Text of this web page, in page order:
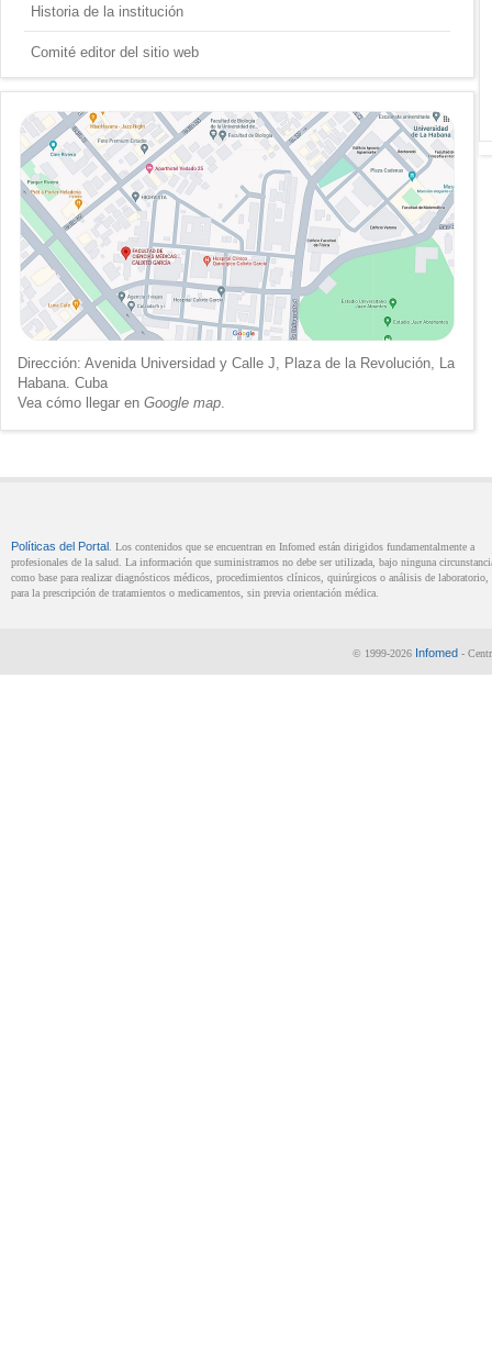
Historia de la institución
Comité editor del sitio web
Dirección: Avenida Universidad y Calle J, Plaza de la Revolución, La
Habana. Cuba
Vea cómo llegar en Google map.
Políticas del Portal . Los contenidos que se encuentran en Infomed están dirigidos fundamentalmente a
profesionales de la salud. La información que suministramos no debe ser utilizada, bajo ninguna
como base para realizar diagnósticos médicos, procedimientos clínicos, quirúrgicos o análisis de laboratorio,
para la prescripción de tratamientos o medicamentos, sin previa orientación médica.
© 1999-2026 Infomed -